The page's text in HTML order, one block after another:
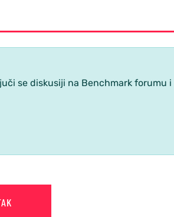
se diskusiji na Benchmark forumu i